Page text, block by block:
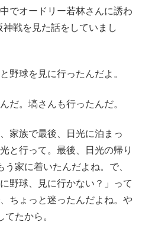
でオードリー若林さんに誘わ
戦を見た話をしていまし
野球を見に行ったんだよ。
だ。塙さんも行ったんだ。
家族で最後、日光に泊まっ
と行って。最後、日光の帰り
家に着いたんだよね。で、
野球、見に行かない？」って
ちょっと迷ったんだよね。や
たから。